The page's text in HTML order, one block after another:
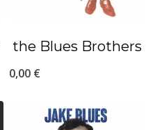
the Blues Brothers
0,00 €